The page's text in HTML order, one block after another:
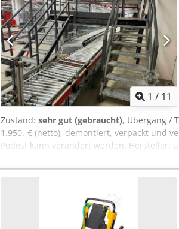
1 / 11
Zustand: sehr gut (gebraucht), Übergang /
1.950.-€ (netto), demontiert, verpackt und
Podest kann verändert werden. Hersteller:
Maße: Podesthöhe: ca. 1,60m
3,73m) Länge: Treppe: ca. 2,10m
Stufenbreite: ca. 80cm Geländerhöhe: ca.
gut – sehr gut Verfügbar: ab sofort